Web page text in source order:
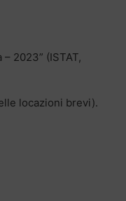
2023” (ISTAT,
locazioni brevi).